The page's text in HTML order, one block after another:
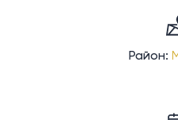
Район: